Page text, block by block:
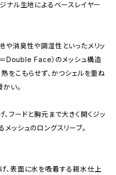
ナル生地によるベースレイヤー
消臭性や調湿性といったメリッ
＝Double Face）のメッシュ構造
をこもらせず、かつシェルを重ね
い。
フードと胸元まで大きく開くジッ
ッシュのロングスリーブ。
、表面に水を吸着する親水仕上